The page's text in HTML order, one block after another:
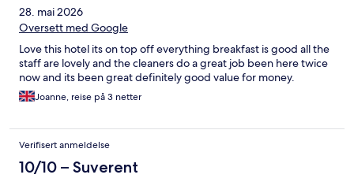
28. mai 2026
Oversett med Google
Love this hotel its on top off everything breakfast is good all the
staff are lovely and the cleaners do a great job been here twice
now and its been great definitely good value for money.
Joanne, reise på 3 netter
Verifisert anmeldelse
10/10 – Suverent